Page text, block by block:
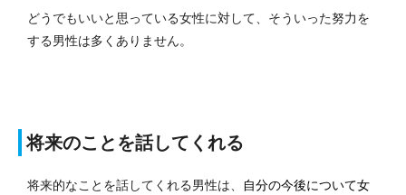
どうでもいいと思っている女性に対して、そういった努力を
する男性は多くありません。
将来のことを話してくれる
将来的なことを話してくれる男性は、
自分の今後について女